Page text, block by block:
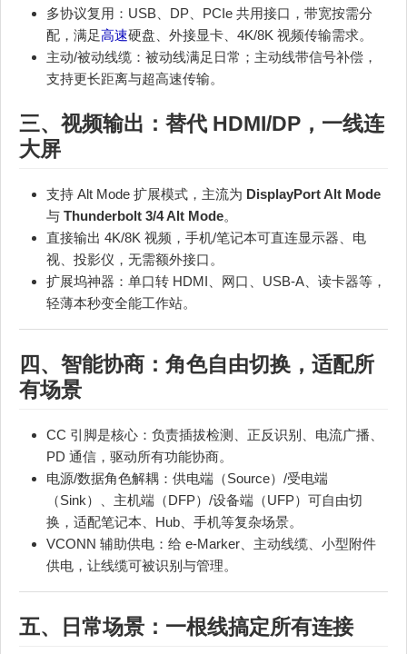
多协议复用：USB、DP、PCIe 共用接口，带宽按需分
配，满足高速硬盘、外接显卡、4K/8K 视频传输需求。
主动/被动线缆：被动线满足日常；主动线带信号补偿，
支持更长距离与超高速传输。
三、视频输出：替代 HDMI/DP，一线连
大屏
支持 Alt Mode 扩展模式，主流为 DisplayPort Alt Mode
与 Thunderbolt 3/4 Alt Mode。
直接输出 4K/8K 视频，手机/笔记本可直连显示器、电
视、投影仪，无需额外接口。
扩展坞神器：单口转 HDMI、网口、USB‑A、读卡器等，
轻薄本秒变全能工作站。
四、智能协商：角色自由切换，适配所
有场景
CC 引脚是核心：负责插拔检测、正反识别、电流广播、
PD 通信，驱动所有功能协商。
电源/数据角色解耦：供电端（Source）/受电端
（Sink）、主机端（DFP）/设备端（UFP）可自由切
换，适配笔记本、Hub、手机等复杂场景。
VCONN 辅助供电：给 e‑Marker、主动线缆、小型附件
供电，让线缆可被识别与管理。
五、日常场景：一根线搞定所有连接